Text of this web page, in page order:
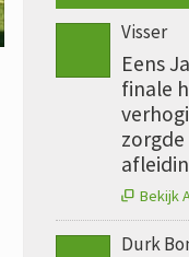
Visser
Eens
finale
 Bekijk
Durk